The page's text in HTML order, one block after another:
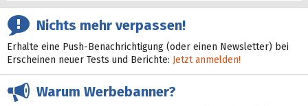
Nichts mehr verpassen!
Erhalte eine Push-Benachrichtigung (oder einen Newsletter) bei
Erscheinen neuer Tests und Berichte: Jetzt anmelden!
Warum Werbebanner?